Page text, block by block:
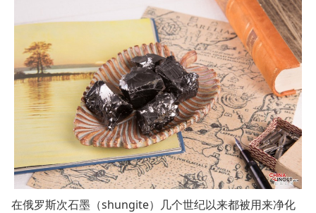
在俄罗斯次石墨（shungite）几个世纪以来都被用来净化